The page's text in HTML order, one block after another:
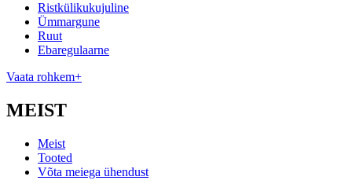
Ristkülikukujuline
Ümmargune
Ruut
Ebaregulaarne
Vaata rohkem+
MEIST
Meist
Tooted
Võta meiega ühendust